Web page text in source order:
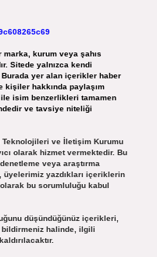
kurum veya şahıs
Sitede yalnızca kendi
Burada yer alan içerikler haber
kişiler hakkında paylaşım
isim benzerlikleri tamamen
ve tavsiye niteliği
Teknolojileri ve İletişim Kurumu
olarak hizmet vermektedir. Bu
veya araştırma
üyelerimiz yazdıkları içeriklerin
bu sorumluluğu kabul
düşündüğünüz içerikleri,
halinde, ilgili